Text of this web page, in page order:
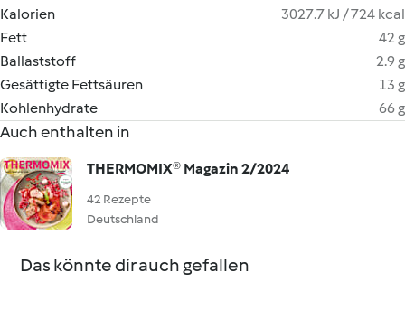
Kalorien
3027.7 kJ / 724 kcal
Fett
42 g
Ballaststoff
2.9 g
Gesättigte Fettsäuren
13 g
Kohlenhydrate
66 g
Auch enthalten in
THERMOMIX® Magazin 2/2024
42 Rezepte
Deutschland
Das könnte dir auch gefallen